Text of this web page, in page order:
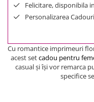
Felicitare, disponibila
Personalizarea
Cu romantice imprimeuri
acest setcadou pentru
casual şi îşi vor remarca
specifice